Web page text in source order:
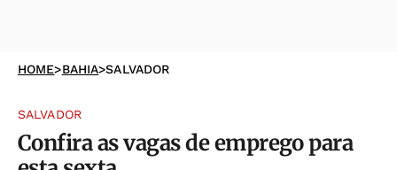
HOME>BAHIA>SALVADOR
SALVADOR
Confira as vagas de emprego para